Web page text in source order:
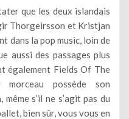
que les deux islandais
Thorgeirsson et Kristjan
dans la pop music, loin de
aussi des passages plus
également Fields Of The
morceau possède son
s’il ne s’agit pas du
bien sûr, vous vous en